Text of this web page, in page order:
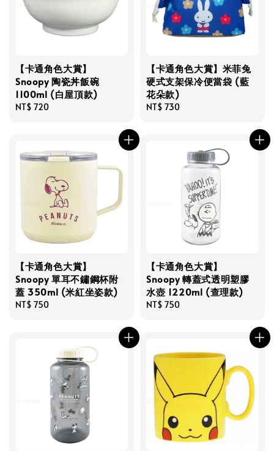
【卡通角色大賞】
Snoopy 陶瓷丼飯碗
1100ml (白屋頂款)
Regular
NT$ 720
【卡通角色大賞】米菲兔
硬式支架保冷便當袋 (藍
花朵款)
Regular
NT$ 730
【卡通角色大賞】
Snoopy 單耳不鏽鋼杯附
蓋 350ml (米紅坐姿款)
Regular
NT$ 750
【卡通角色大賞】
Snoopy 轉蓋式透明塑膠
水壺 1220ml (查理款)
Regular
NT$ 750